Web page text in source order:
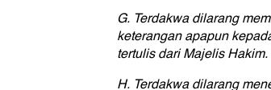
G. Terdakwa dilarang
keterangan apapun
tertulis dari Majelis Hakim.
H. Terdakwa dilarang